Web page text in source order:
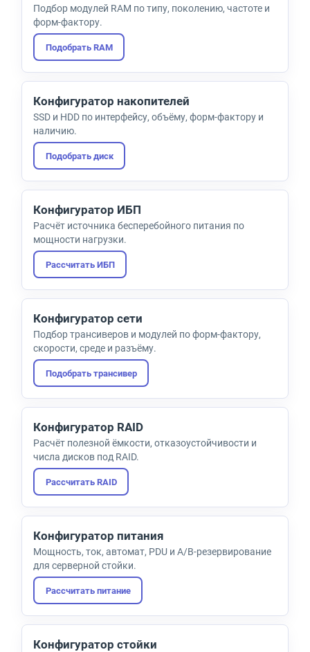
Подбор модулей RAM по типу, поколению, частоте и
форм-фактору.
Подобрать RAM
Конфигуратор накопителей
SSD и HDD по интерфейсу, объёму, форм-фактору и
наличию.
Подобрать диск
Конфигуратор ИБП
Расчёт источника бесперебойного питания по
мощности нагрузки.
Рассчитать ИБП
Конфигуратор сети
Подбор трансиверов и модулей по форм-фактору,
скорости, среде и разъёму.
Подобрать трансивер
Конфигуратор RAID
Расчёт полезной ёмкости, отказоустойчивости и
числа дисков под RAID.
Рассчитать RAID
Конфигуратор питания
Мощность, ток, автомат, PDU и A/B-резервирование
для серверной стойки.
Рассчитать питание
Конфигуратор стойки